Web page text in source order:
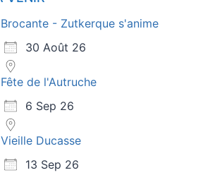
Brocante - Zutkerque s'anime
30 Août 26
Fête de l'Autruche
6 Sep 26
Vieille Ducasse
13 Sep 26